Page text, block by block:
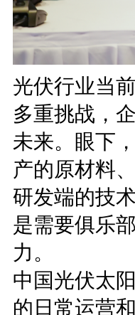
光伏行业当
多重挑战，
未来。眼下
产的原材料
研发端的技
是需要俱乐
力。
中国光伏太
的日常运营